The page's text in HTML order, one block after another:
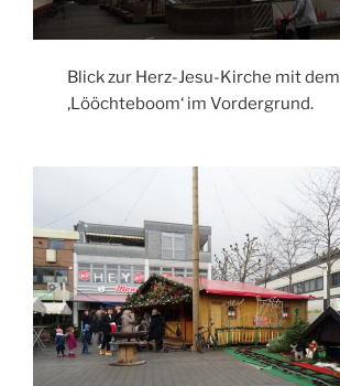
Blick zur Herz-Jesu-Kirche mit dem
‚Lööchteboom‘ im Vordergrund.